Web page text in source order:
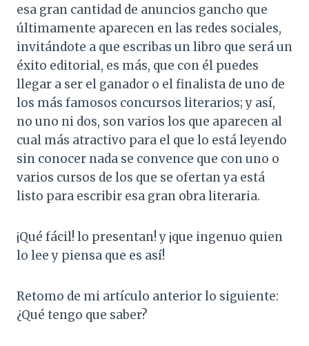
esa gran cantidad de anuncios gancho que
últimamente aparecen en las redes sociales,
invitándote a que escribas un libro que será un
éxito editorial, es más, que con él puedes
llegar a ser el ganador o el finalista de uno de
los más famosos concursos literarios; y así,
no uno ni dos, son varios los que aparecen al
cual más atractivo para el que lo está leyendo
sin conocer nada se convence que con uno o
varios cursos de los que se ofertan ya está
listo para escribir esa gran obra literaria.
¡Qué fácil! lo presentan! y ¡que ingenuo quien
lo lee y piensa que es así!
Retomo de mi artículo anterior lo siguiente:
¿Qué tengo que saber?